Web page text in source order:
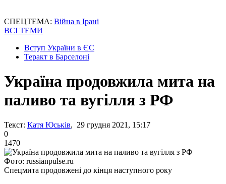
СПЕЦТЕМА: Війна в Ірані
ВСІ ТЕМИ
Вступ України в ЄС
Теракт в Барселоні
Україна продовжила мита на
паливо та вугілля з РФ
Текст: Катя Юськів, 29 грудня 2021, 15:17
0
1470
Фото: russianpulse.ru
Спецмита продовжені до кінця наступного року